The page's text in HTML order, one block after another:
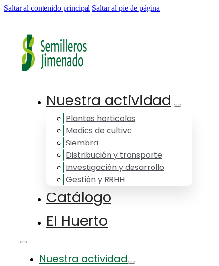
Saltar al contenido principal Saltar al pie de página
Nuestra actividad
Plantas horticolas
Medios de cultivo
Siembra
Distribución y transporte
Investigación y desarrollo
Gestión y RRHH
Catálogo
El Huerto
Nuestra actividad